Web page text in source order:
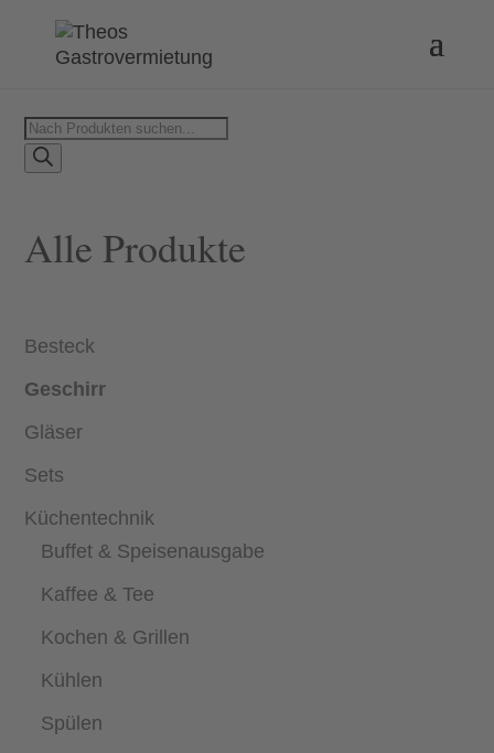
Products
search
Alle Produkte
Besteck
Geschirr
Gläser
Sets
Küchentechnik
Buffet & Speisenausgabe
Kaffee & Tee
Kochen & Grillen
Kühlen
Spülen